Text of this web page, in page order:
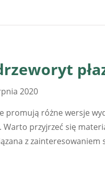
2020
promują różne wersje
Warto przyjrzeć się
z zainteresowaniem